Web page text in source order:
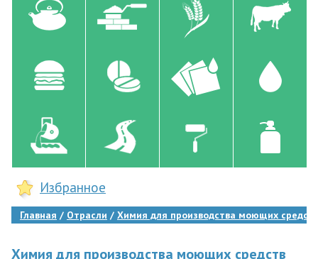
Избранное
Главная Отрасли Химия для производства моющих средств
Химия для производства моющих средств